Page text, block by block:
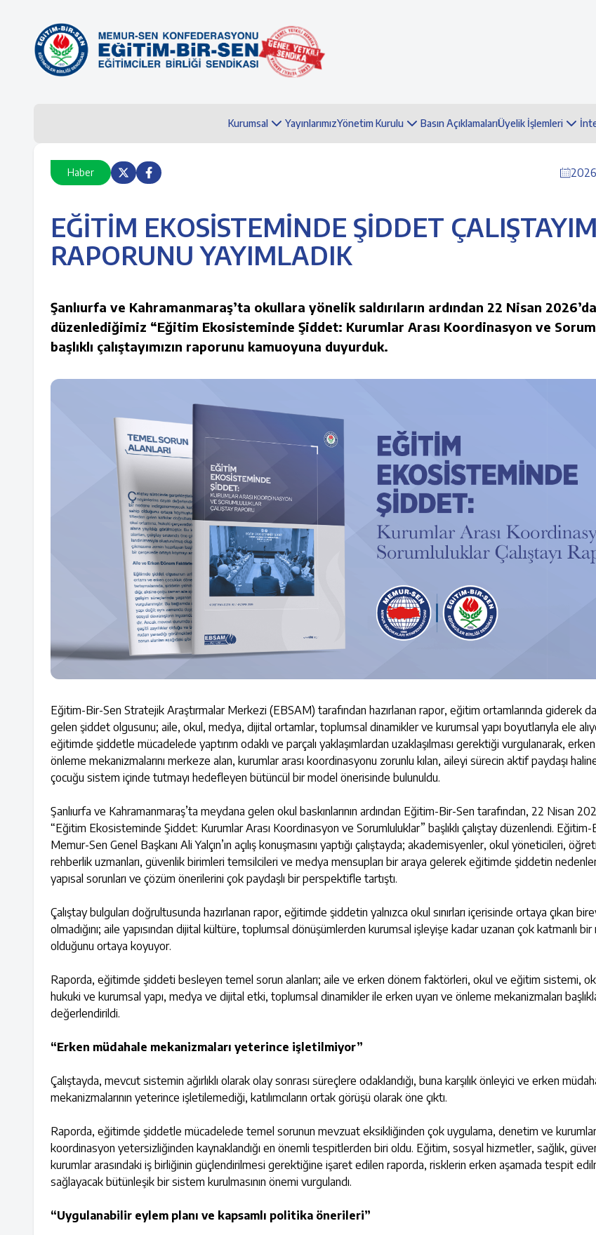
Kurumsal YayınlarımızYönetim Kurulu Basın AçıklamalarıÜyelik İşlemleri
Haber
EĞİTİM EKOSİSTEMİNDE ŞİDDET
RAPORUNU YAYIMLADIK
Şanlıurfa ve Kahramanmaraş’ta okullara yönelik saldırıların ardından 22 Nisan
düzenlediğimiz “Eğitim Ekosisteminde Şiddet: Kurumlar Arası Koordinasyon ve
başlıklı çalıştayımızın raporunu kamuoyuna duyurduk.
Eğitim-Bir-Sen Stratejik Araştırmalar Merkezi (EBSAM) tarafından hazırlanan rapor, eğitim ortamlarında giderek
gelen şiddet olgusunu; aile, okul, medya, dijital ortamlar, toplumsal dinamikler ve kurumsal yapı boyutlarıyla ele
eğitimde şiddetle mücadelede yaptırım odaklı ve parçalı yaklaşımlardan uzaklaşılması gerektiği vurgulanarak, erken
önleme mekanizmalarını merkeze alan, kurumlar arası koordinasyonu zorunlu kılan, aileyi sürecin aktif paydaşı
çocuğu sistem içinde tutmayı hedefleyen bütüncül bir model önerisinde bulunuldu.
Şanlıurfa ve Kahramanmaraş’ta meydana gelen okul baskınlarının ardından Eğitim-Bir-Sen tarafından, 22 Nisan
“Eğitim Ekosisteminde Şiddet: Kurumlar Arası Koordinasyon ve Sorumluluklar” başlıklı çalıştay düzenlendi.
Memur-Sen Genel Başkanı Ali Yalçın’ın açılış konuşmasını yaptığı çalıştayda; akademisyenler, okul yöneticileri,
rehberlik uzmanları, güvenlik birimleri temsilcileri ve medya mensupları bir araya gelerek eğitimde şiddetin
yapısal sorunları ve çözüm önerilerini çok paydaşlı bir perspektifle tartıştı.
Çalıştay bulguları doğrultusunda hazırlanan rapor, eğitimde şiddetin yalnızca okul sınırları içerisinde ortaya çıkan
olmadığını; aile yapısından dijital kültüre, toplumsal dönüşümlerden kurumsal işleyişe kadar uzanan çok katmanlı
olduğunu ortaya koyuyor.
Raporda, eğitimde şiddeti besleyen temel sorun alanları; aile ve erken dönem faktörleri, okul ve eğitim sistemi,
hukuki ve kurumsal yapı, medya ve dijital etki, toplumsal dinamikler ile erken uyarı ve önleme mekanizmaları
değerlendirildi.
“Erken müdahale mekanizmaları yeterince işletilmiyor”
Çalıştayda, mevcut sistemin ağırlıklı olarak olay sonrası süreçlere odaklandığı, buna karşılık önleyici ve erken
mekanizmalarının yeterince işletilemediği, katılımcıların ortak görüşü olarak öne çıktı.
Raporda, eğitimde şiddetle mücadelede temel sorunun mevzuat eksikliğinden çok uygulama, denetim ve kurumlar
koordinasyon yetersizliğinden kaynaklandığı en önemli tespitlerden biri oldu. Eğitim, sosyal hizmetler, sağlık,
kurumlar arasındaki iş birliğinin güçlendirilmesi gerektiğine işaret edilen raporda, risklerin erken aşamada tespit
sağlayacak bütünleşik bir sistem kurulmasının önemi vurgulandı.
“Uygulanabilir eylem planı ve kapsamlı politika önerileri”